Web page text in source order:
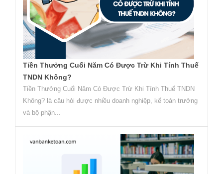
Tiền Thưởng Cuối Năm Có Được Trừ Khi Tính Thuế
TNDN Không?
Tiền Thưởng Cuối Năm Có Được Trừ Khi Tính Thuế TNDN
Không? là câu hỏi được nhiều doanh nghiệp, kế toán trưởng
và bộ phận...